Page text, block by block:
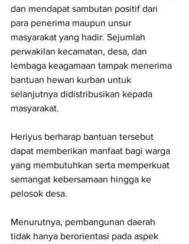
dan mendapat sambutan positif dari
para penerima maupun unsur
masyarakat yang hadir. Sejumlah
perwakilan kecamatan, desa, dan
lembaga keagamaan tampak menerima
bantuan hewan kurban untuk
selanjutnya didistribusikan kepada
masyarakat.
Heriyus berharap bantuan tersebut
dapat memberikan manfaat bagi warga
yang membutuhkan serta memperkuat
semangat kebersamaan hingga ke
pelosok desa.
Menurutnya, pembangunan daerah
tidak hanya berorientasi pada aspek